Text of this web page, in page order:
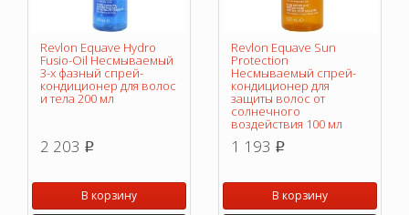
Revlon Equave Hydro
Fusio-Oil Несмываемый
3-х фазный спрей-
кондиционер для волос
и тела 200 мл
2 203 p
В корзину
Revlon Equave Sun
Protection
Несмываемый спрей-
кондиционер для
защиты волос от
солнечного
воздействия 100 мл
1 193 p
В корзину